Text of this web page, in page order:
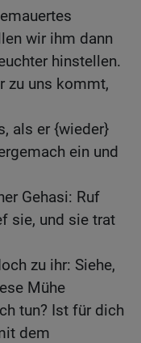
wir ihm dann
hinstellen.
zu uns kommt,
als er {wieder}
ein und
Gehasi: Ruf
sie, und sie trat
zu ihr: Siehe,
Mühe
tun? Ist für dich
dem